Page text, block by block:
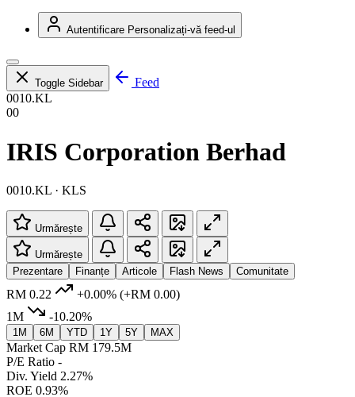
Autentificare Personalizați-vă feed-ul
Toggle Sidebar
Feed
0010.KL
00
IRIS Corporation Berhad
0010.KL · KLS
Urmărește
Urmărește
Prezentare
Finanțe Articole Flash News Comunitate
RM 0.22 +0.00% (+RM 0.00)
1M
-10.20%
1M 6M YTD 1Y 5Y MAX
Market Cap RM 179.5M
P/E Ratio -
Div. Yield 2.27%
ROE 0.93%